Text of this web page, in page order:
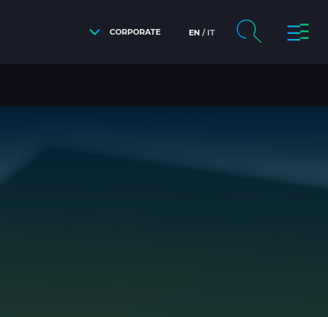
CORPORATE EN IT